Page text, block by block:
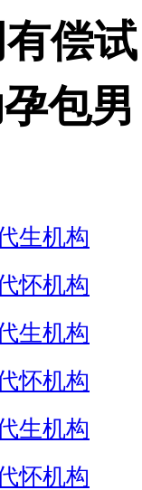
偿试
包男
生机构
怀机构
生机构
怀机构
生机构
怀机构